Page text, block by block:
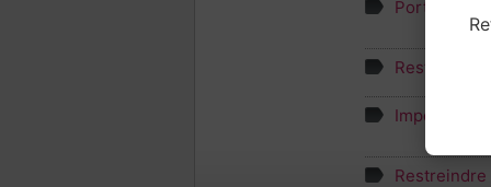
Porter la
Restreindre
Imposer les
Restreindre